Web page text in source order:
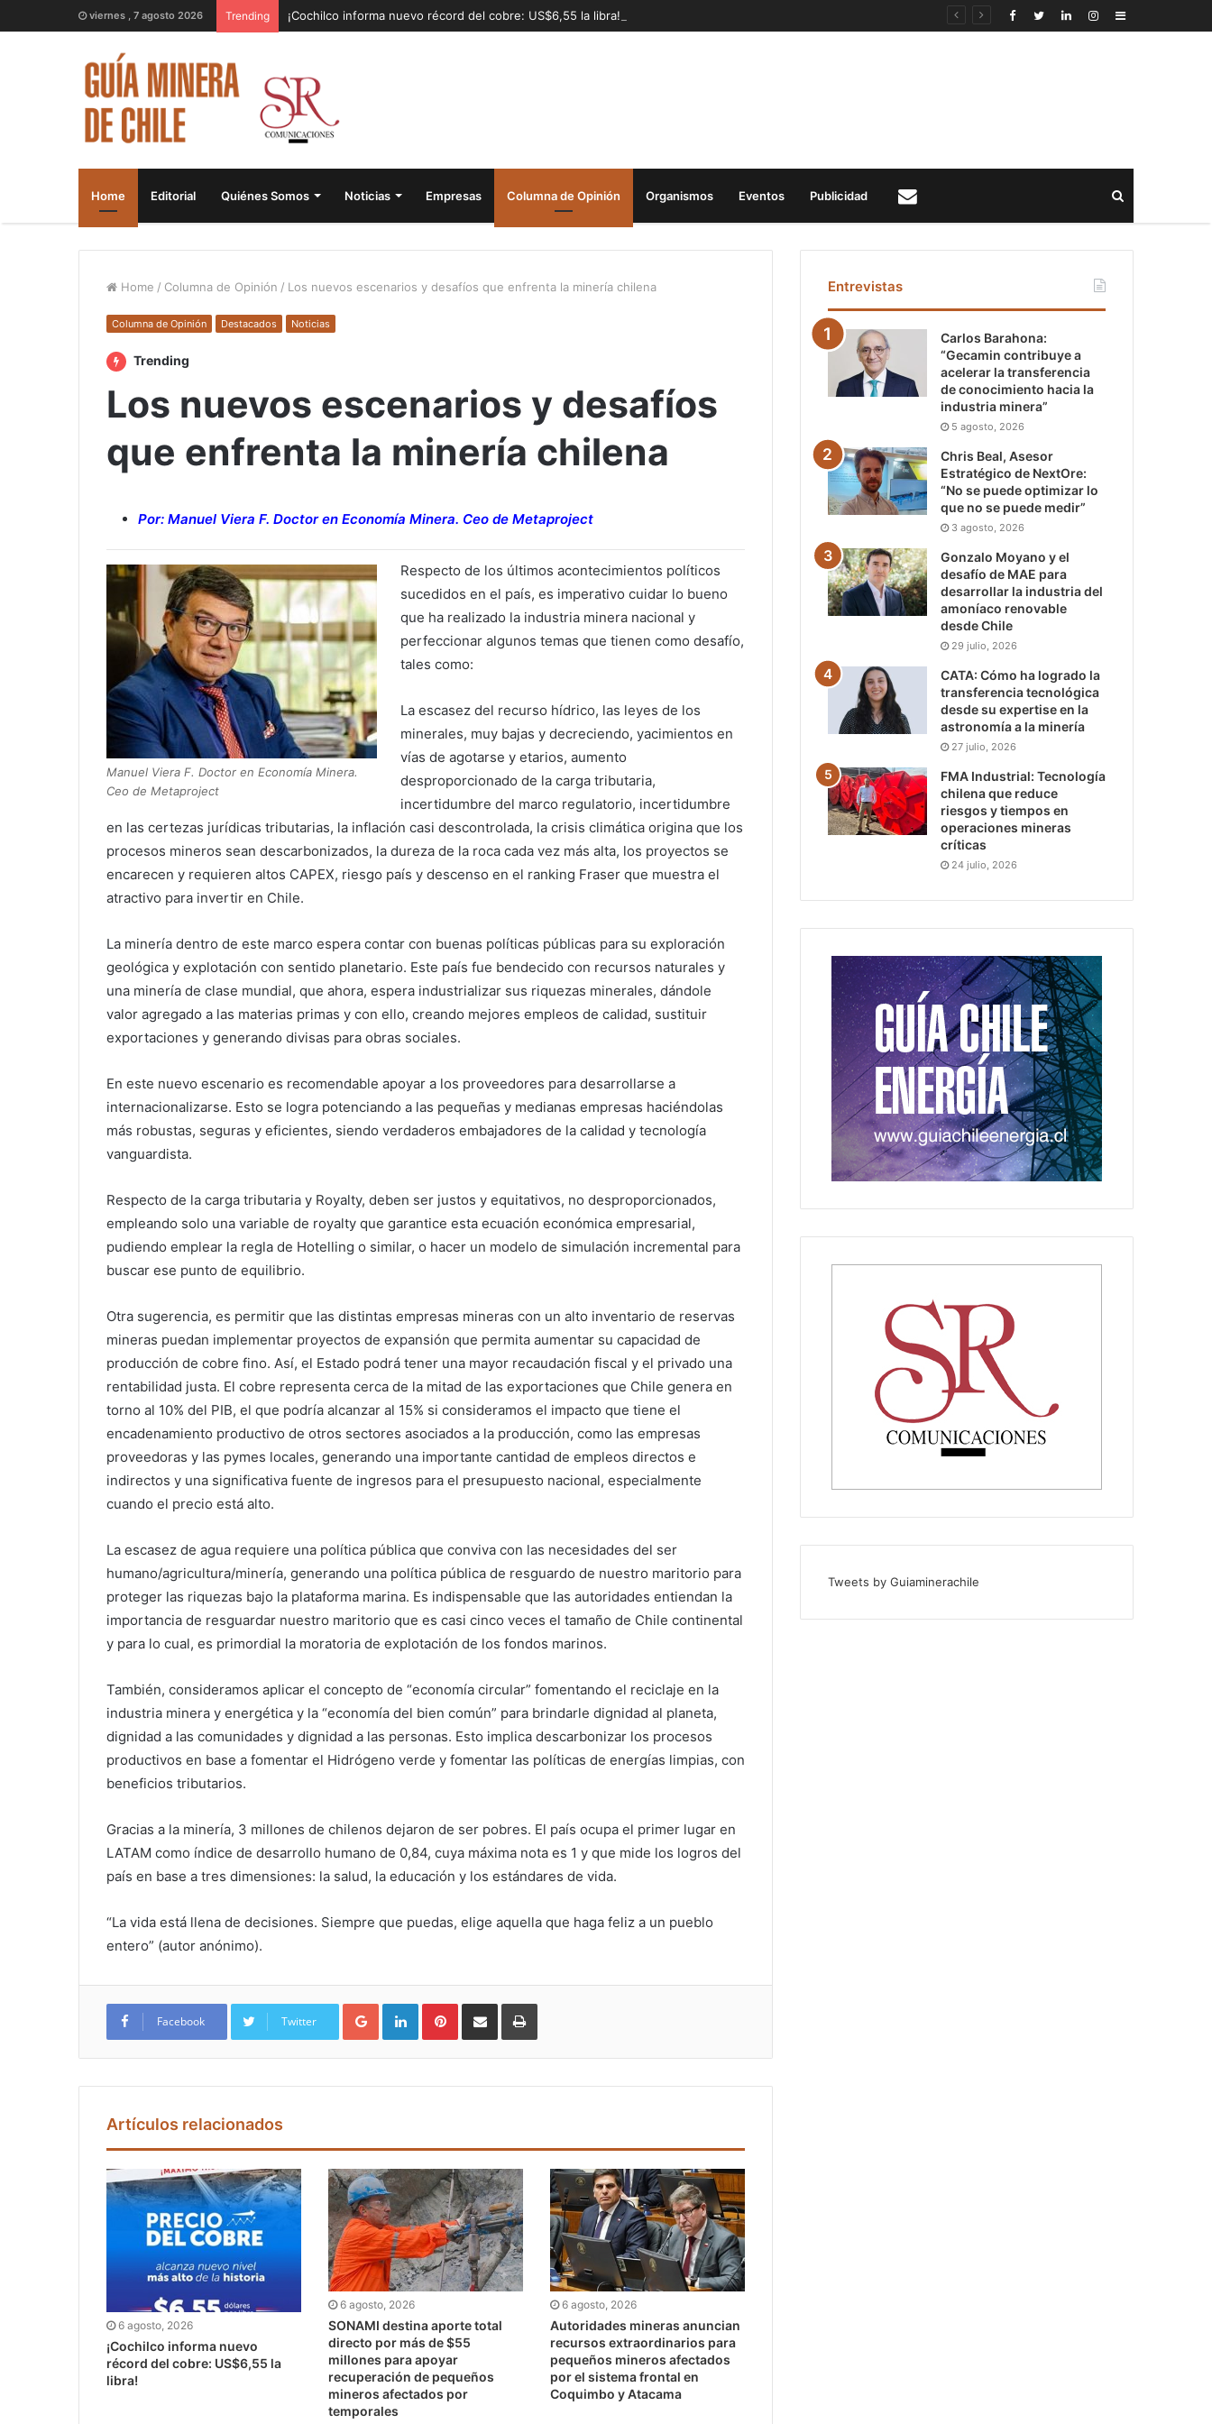
viernes , 7 agosto 2026 Trending ¡Cochilco informa nuevo récord del cobre: US$6,55 la libra! Sidebar
Home Editorial Quiénes Somos Noticias Empresas Columna de Opinión Organismos Eventos Publicidad
Home / Columna de Opinión / Los nuevos escenarios y desafíos que enfrenta la minería chilena
Columna de Opinión Destacados Noticias
Trending
Los nuevos escenarios y desafíos
que enfrenta la minería chilena
Por: Manuel Viera F. Doctor en Economía Minera. Ceo de Metaproject
Manuel Viera F. Doctor en Economía Minera.
Ceo de Metaproject
Respecto de los últimos acontecimientos políticos
sucedidos en el país, es imperativo cuidar lo bueno
que ha realizado la industria minera nacional y
perfeccionar algunos temas que tienen como desafío,
tales como:
La escasez del recurso hídrico, las leyes de los
minerales, muy bajas y decreciendo, yacimientos en
vías de agotarse y etarios, aumento
desproporcionado de la carga tributaria,
incertidumbre del marco regulatorio, incertidumbre
en las certezas jurídicas tributarias, la inflación casi descontrolada, la crisis climática origina que los
procesos mineros sean descarbonizados, la dureza de la roca cada vez más alta, los proyectos se
encarecen y requieren altos CAPEX, riesgo país y descenso en el ranking Fraser que muestra el
atractivo para invertir en Chile.
La minería dentro de este marco espera contar con buenas políticas públicas para su exploración
geológica y explotación con sentido planetario. Este país fue bendecido con recursos naturales y
una minería de clase mundial, que ahora, espera industrializar sus riquezas minerales, dándole
valor agregado a las materias primas y con ello, creando mejores empleos de calidad, sustituir
exportaciones y generando divisas para obras sociales.
En este nuevo escenario es recomendable apoyar a los proveedores para desarrollarse a
internacionalizarse. Esto se logra potenciando a las pequeñas y medianas empresas haciéndolas
más robustas, seguras y eficientes, siendo verdaderos embajadores de la calidad y tecnología
vanguardista.
Respecto de la carga tributaria y Royalty, deben ser justos y equitativos, no desproporcionados,
empleando solo una variable de royalty que garantice esta ecuación económica empresarial,
pudiendo emplear la regla de Hotelling o similar, o hacer un modelo de simulación incremental para
buscar ese punto de equilibrio.
Otra sugerencia, es permitir que las distintas empresas mineras con un alto inventario de reservas
mineras puedan implementar proyectos de expansión que permita aumentar su capacidad de
producción de cobre fino. Así, el Estado podrá tener una mayor recaudación fiscal y el privado una
rentabilidad justa. El cobre representa cerca de la mitad de las exportaciones que Chile genera en
torno al 10% del PIB, el que podría alcanzar al 15% si consideramos el impacto que tiene el
encadenamiento productivo de otros sectores asociados a la producción, como las empresas
proveedoras y las pymes locales, generando una importante cantidad de empleos directos e
indirectos y una significativa fuente de ingresos para el presupuesto nacional, especialmente
cuando el precio está alto.
La escasez de agua requiere una política pública que conviva con las necesidades del ser
humano/agricultura/minería, generando una política pública de resguardo de nuestro maritorio para
proteger las riquezas bajo la plataforma marina. Es indispensable que las autoridades entiendan la
importancia de resguardar nuestro maritorio que es casi cinco veces el tamaño de Chile continental
y para lo cual, es primordial la moratoria de explotación de los fondos marinos.
También, consideramos aplicar el concepto de “economía circular” fomentando el reciclaje en la
industria minera y energética y la “economía del bien común” para brindarle dignidad al planeta,
dignidad a las comunidades y dignidad a las personas. Esto implica descarbonizar los procesos
productivos en base a fomentar el Hidrógeno verde y fomentar las políticas de energías limpias, con
beneficios tributarios.
Gracias a la minería, 3 millones de chilenos dejaron de ser pobres. El país ocupa el primer lugar en
LATAM como índice de desarrollo humano de 0,84, cuya máxima nota es 1 y que mide los logros del
país en base a tres dimensiones: la salud, la educación y los estándares de vida.
“La vida está llena de decisiones. Siempre que puedas, elige aquella que haga feliz a un pueblo
entero” (autor anónimo).
Facebook Twitter
Google+ LinkedIn Pinterest
Artículos relacionados
6 agosto, 2026
¡Cochilco informa nuevo
récord del cobre: US$6,55 la
libra!
6 agosto, 2026
SONAMI destina aporte total
directo por más de $55
millones para apoyar
recuperación de pequeños
mineros afectados por
temporales
6 agosto, 2026
Autoridades mineras anuncian
recursos extraordinarios para
pequeños mineros afectados
por el sistema frontal en
Coquimbo y Atacama
Entrevistas
Carlos Barahona:
“Gecamin contribuye a
acelerar la transferencia
de conocimiento hacia la
industria minera”
5 agosto, 2026
Chris Beal, Asesor
Estratégico de NextOre:
“No se puede optimizar lo
que no se puede medir”
3 agosto, 2026
Gonzalo Moyano y el
desafío de MAE para
desarrollar la industria del
amoníaco renovable
desde Chile
29 julio, 2026
CATA: Cómo ha logrado la
transferencia tecnológica
desde su expertise en la
astronomía a la minería
27 julio, 2026
FMA Industrial: Tecnología
chilena que reduce
riesgos y tiempos en
operaciones mineras
críticas
24 julio, 2026
Tweets by Guiaminerachile